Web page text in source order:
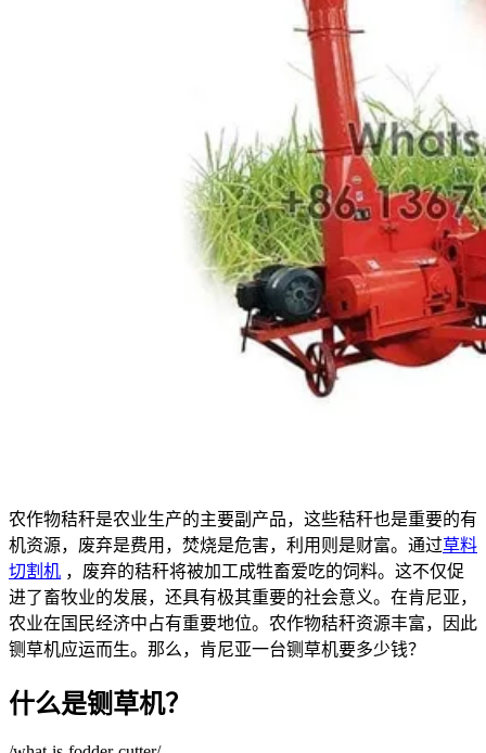
农作物秸秆是农业生产的主要副产品，这些秸秆也是重要的有
机资源，废弃是费用，焚烧是危害，利用则是财富。通过草料
切割机 ，废弃的秸秆将被加工成牲畜爱吃的饲料。这不仅促
进了畜牧业的发展，还具有极其重要的社会意义。在肯尼亚，
农业在国民经济中占有重要地位。农作物秸秆资源丰富，因此
铡草机应运而生。那么，肯尼亚一台铡草机要多少钱？
什么是铡草机？